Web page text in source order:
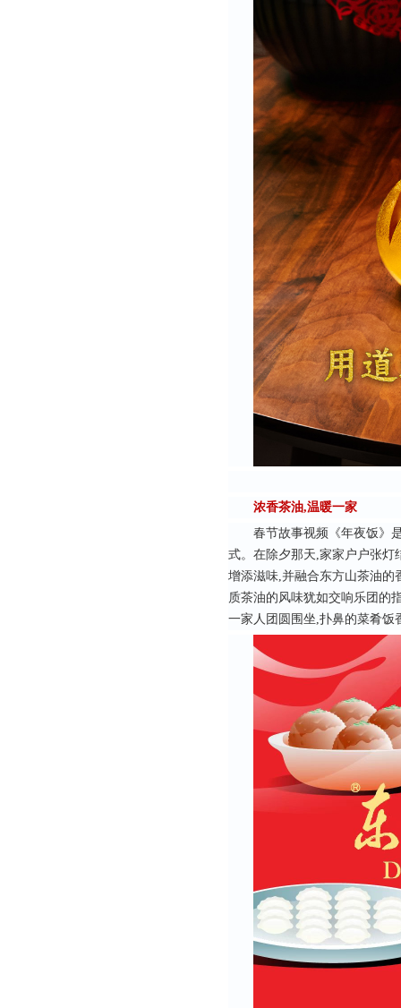
浓香茶油,温暖一家
春节故事视频《年夜饭》
式。在除夕那天,家家户户张灯
增添滋味,并融合东方山茶油的
质茶油的风味犹如交响乐团的
一家人团圆围坐,扑鼻的菜肴饭